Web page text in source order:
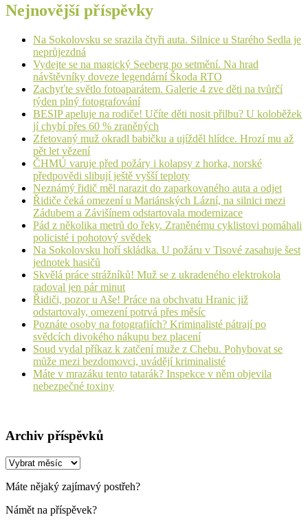
Nejnovější příspěvky
Na Sokolovsku se srazila čtyři auta. Silnice u Starého Sedla je
neprůjezdná
Vydejte se na magický Seeberg po setmění. Na hrad
návštěvníky doveze legendární Škoda RTO
Zachyťte světlo fotoaparátem. Galerie 4 zve děti na tvůrčí
týden plný fotografování
BESIP apeluje na rodiče! Učíte děti nosit přilbu? U koloběžek
jí chybí přes 60 % zraněných
Zfetovaný muž okradl babičku a ujížděl hlídce. Hrozí mu až
pět let vězení
ČHMÚ varuje před požáry i kolapsy z horka, norské
předpovědi slibují ještě vyšší teploty
Neznámý řidič měl narazit do zaparkovaného auta a odjet
Řidiče čeká omezení u Mariánských Lázní, na silnici mezi
Zádubem a Závišínem odstartovala modernizace
Pád z několika metrů do řeky. Zraněnému cyklistovi pomáhali
policisté i pohotový svědek
Na Sokolovsku hoří skládka. U požáru v Tisové zasahuje šest
jednotek hasičů
Skvělá práce strážníků! Muž se z ukradeného elektrokola
radoval jen pár minut
Řidiči, pozor u Aše! Práce na obchvatu Hranic již
odstartovaly, omezení potrvá přes měsíc
Poznáte osoby na fotografiích? Kriminalisté pátrají po
svědcích divokého nákupu bez placení
Soud vydal příkaz k zatčení muže z Chebu. Pohybovat se
může mezi bezdomovci, uvádějí kriminalisté
Máte v mrazáku tento tatarák? Inspekce v něm objevila
nebezpečné toxiny
Archiv příspěvků
Archiv
Máte nějaký zajímavý postřeh?
Námět na příspěvek?